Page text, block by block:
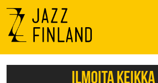
Menu
ILMOITA KEIKKA